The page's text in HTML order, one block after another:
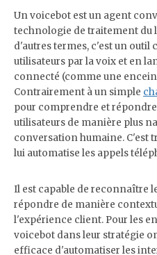
Un voicebot est un agent
technologie de traitement du
d'autres termes, c'est un outil
utilisateurs par la voix et en
connecté (comme une
Contrairement à un simple
pour comprendre et
utilisateurs de manière plus
conversation humaine. C'est
lui automatise les appels
Il est capable de reconnaître
répondre de manière
l'expérience client. Pour les
voicebot dans leur stratégie
efficace d'automatiser les